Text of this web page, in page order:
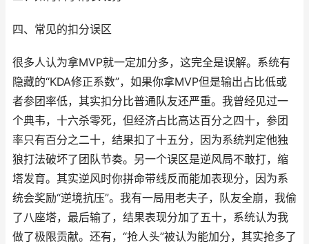
四、常见的扣分误区
很多人认为拿MVP就一定加分多，这完全是误解。系统有
隐藏的“KDA修正系数”，如果你拿MVP但是输出占比低或
者参团率低，其实扣分比普通队友还严重。我曾经见过一
个典韦，十六杀零死，但经济占比高达百分之四十，参团
率只有百分之二十，结果扣了十五分，因为系统判定他独
狼打法破坏了团队节奏。另一个误区是逆风局不敢打，缩
塔发育。其实逆风时你拼命带线反而能加表现分，因为系
统会奖励“逆境抗压”。我有一局用老夫子，队友全崩，我偷
了八座塔，最后输了，结果表现分加了五十，系统认为我
做了极限贡献。还有，“抢人头”被认为能加分，其实抢多了